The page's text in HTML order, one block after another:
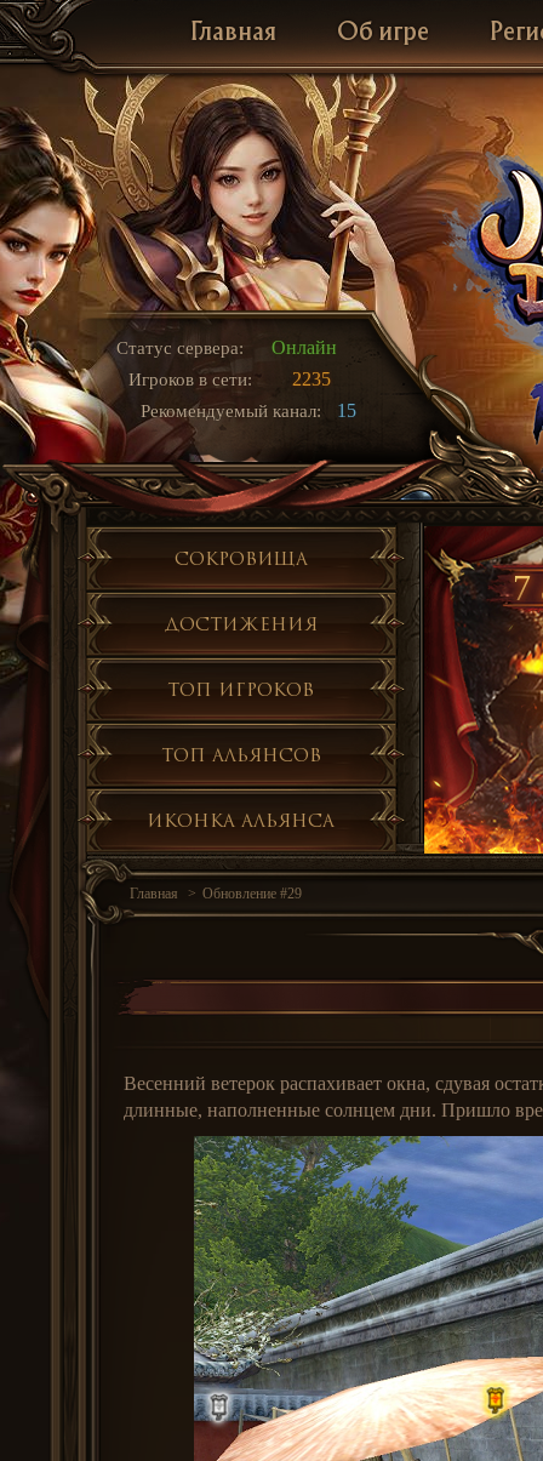
Главная Об игре
Статус сервера: Онлайн
Игроков в сети: 2235
Рекомендуемый канал: 15
Сокровища
Достижения
Топ игроков
Топ альянсов
Иконка альянса
7
Главная Обновление #29
Весенний ветерок распахивает окна, сдувая
длинные, наполненные солнцем дни. Пришло